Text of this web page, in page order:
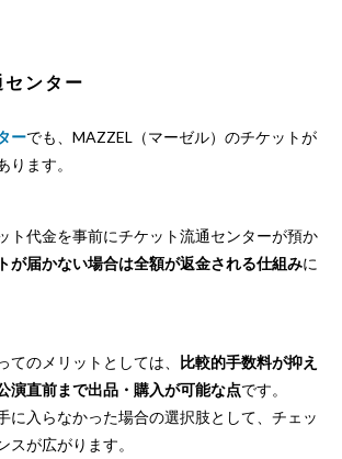
ンター
ーでも、MAZZEL（マーゼル）のチケットが
ります。
ト代金を事前にチケット流通センターが預か
が届かない場合は全額が返金される仕組みに
てのメリットとしては、
比較的手数料が抑え
演直前まで出品・購入が可能な点です。
に入らなかった場合の選択肢として、チェッ
スが広がります。